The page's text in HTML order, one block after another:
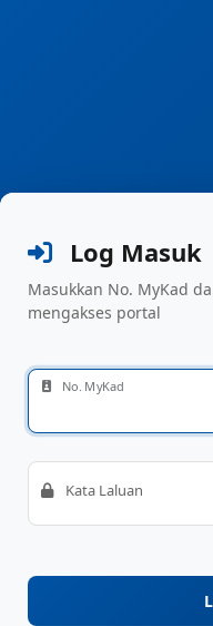
Log Masuk
Masukkan No. MyKad
mengakses portal
No. MyKad
Kata Laluan